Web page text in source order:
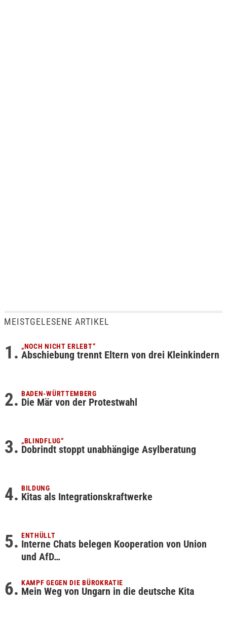
MEISTGELESENE ARTIKEL
„NOCH NICHT ERLEBT“
Abschiebung trennt Eltern von drei Kleinkindern
BADEN-WÜRTTEMBERG
Die Mär von der Protestwahl
„BLINDFLUG“
Dobrindt stoppt unabhängige Asylberatung
BILDUNG
Kitas als Integrationskraftwerke
ENTHÜLLT
Interne Chats belegen Kooperation von Union
und AfD…
KAMPF GEGEN DIE BÜROKRATIE
Mein Weg von Ungarn in die deutsche Kita